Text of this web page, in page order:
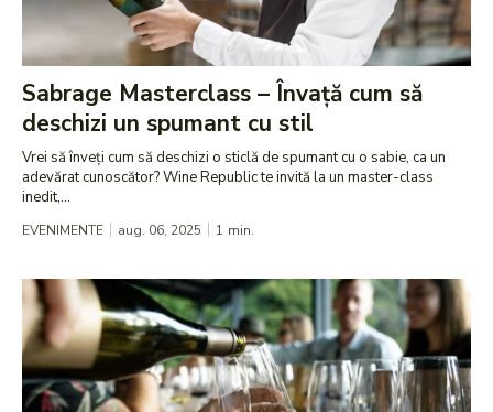
Sabrage Masterclass – Învață cum să
deschizi un spumant cu stil
Vrei să înveți cum să deschizi o sticlă de spumant cu o sabie, ca un
adevărat cunoscător? Wine Republic te invită la un master-class
inedit,...
EVENIMENTE aug. 06, 2025 1 min.